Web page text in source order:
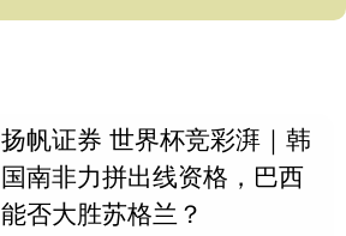
扬帆证券 世界杯竞彩湃｜韩
国南非力拼出线资格，巴西
能否大胜苏格兰？